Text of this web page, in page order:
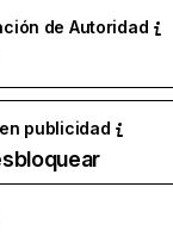
de Autoridad
publicidad